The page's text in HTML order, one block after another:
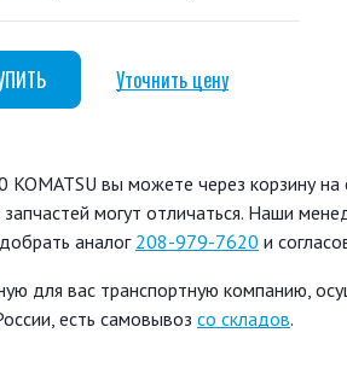
Уточнить цену
вы можете через корзину на
могут отличаться. Наши
аналог 208-979-7620 и
для вас транспортную компанию,
есть самовывоз со складов.